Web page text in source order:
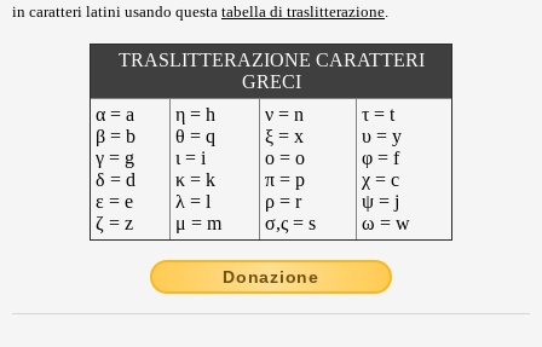
in caratteri latini usando questa tabella di traslitterazione
TRASLITTERAZIONE CARATTERI
GRECI
α = a
β = b
γ = g
δ = d
ε = e
ζ = z
η = h
θ = q
ι = i
κ = k
λ = l
μ = m
ν = n
ξ = x
ο = o
π = p
ρ = r
σ,ς = s
τ = t
υ = y
φ = f
χ = c
ψ = j
ω = w
Donazione